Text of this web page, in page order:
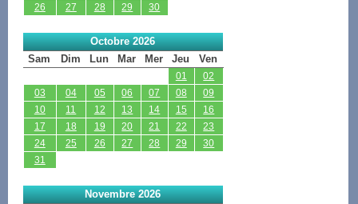
26
27 28 29 30
Octobre 2026
Sam
Dim Lun Mar Mer Jeu Ven
01
02
03
04 05 06 07 08
09
10
11 12 13 14 15
16
17
18 19 20 21 22
23
24
25 26 27 28 29
30
31
Novembre 2026